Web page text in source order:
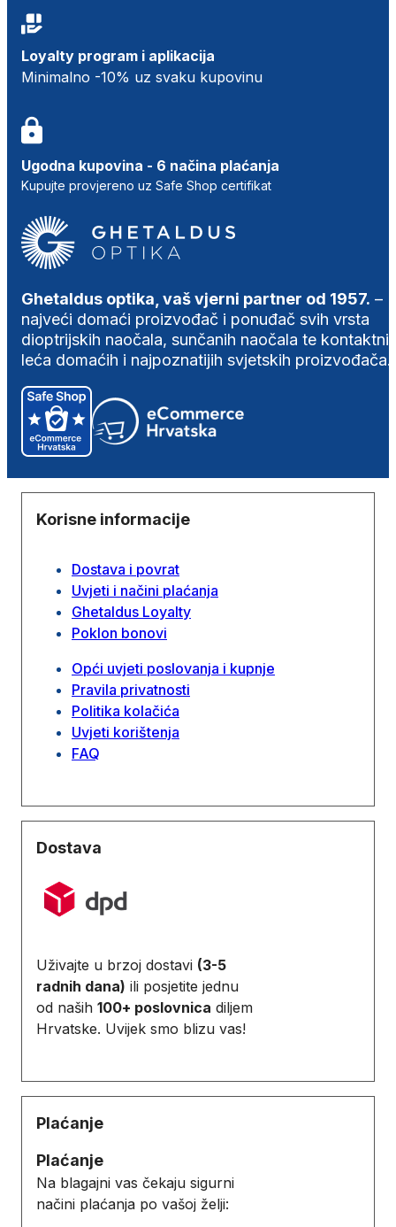
Loyalty program i aplikacija
Minimalno -10% uz svaku kupovinu
Ugodna kupovina - 6 načina plaćanja
Kupujte provjereno uz Safe Shop certifikat
Ghetaldus optika, vaš vjerni partner od 1957. –
najveći domaći proizvođač i ponuđač svih vrsta
dioptrijskih naočala, sunčanih naočala te
leća domaćih i najpoznatijih svjetskih proizvođača.
Korisne informacije
Dostava i povrat
Uvjeti i načini plaćanja
Ghetaldus Loyalty
Poklon bonovi
Opći uvjeti poslovanja i kupnje
Pravila privatnosti
Politika kolačića
Uvjeti korištenja
FAQ
Dostava
Uživajte u brzoj dostavi (3-5
radnih dana) ili posjetite jednu
od naših 100+ poslovnica diljem
Hrvatske. Uvijek smo blizu vas!
Plaćanje
Plaćanje
Na blagajni vas čekaju sigurni
načini plaćanja po vašoj želji: